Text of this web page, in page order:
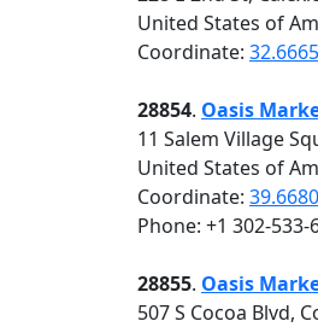
United States of
Coordinate:
28854. Oasis
11 Salem Village
United States of
Coordinate:
Phone: +1 302-533-
28855. Oasis
507 S Cocoa Blvd,